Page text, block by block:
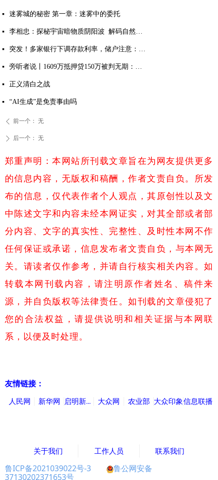
넷 迷雾城的秘密 第一章：迷雾中的委托
넷 李相忠：探秘宇宙暗物质阴阳波 解码自然规律与人生万象
넷 突发！多家银行下调存款利率，储户注意：存钱方式该变了
넷 旁听者说丨1609万抵押贷150万被判无期：多吉扎西案击穿法治与良知的双重底线
넷 正义清白之战
넷 “AI生成”是免责事由吗
ꄴ 前一个： 无
ꄲ 后一个： 无
郑重声明：本网站所刊载文章旨在为网友提供更多
的信息内容，无版权和稿酬，作者文责自负。所发
布的信息，仅代表作者个人观点，其原创性以及文
中陈述文字和内容未经本网证实，对其全部或者部
分内容、文字的真实性、完整性、及时性本网不作
任何保证或承诺，信息发布者文责自负，与本网无
关。请读者仅作参考，并请自行核实相关内容。如
转载本网刊载内容，请注明原作者姓名、稿件来
源，并自负版权等法律责任。如刊载的文章侵犯了
您的合法权益，请提供说明和相关证据与本网联
系，以便及时处理。
友情链接：
人民网 新华网 启明新闻网 大众网 农业部 大众印象 信息联播
关于我们 工作人员 联系我们
鲁ICP备2021039022号-3
鲁公网安备
37130202371653号